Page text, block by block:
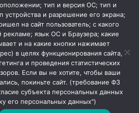
клубная система» © 2026
тип и версия ОС; тип и
устройства и разрешение его экрана;
на сайт пользователь; с какого
рекламе; язык ОС и Браузера; какие
и на какие кнопки нажимает
в целях функционирования сайта,
и проведения статистических
Если вы не хотите, чтобы ваши
покиньте сайт. (требование ФЗ
субъекта персональных данных
его персональных данных")